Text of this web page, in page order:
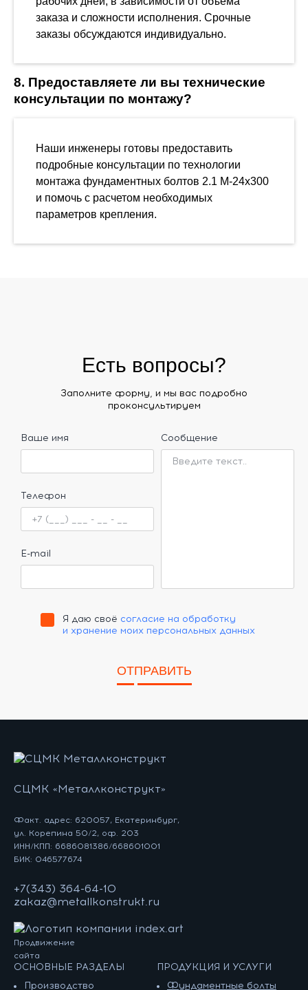
заказа и сложности исполнения. Срочные
заказы обсуждаются индивидуально.
8. Предоставляете ли вы технические
консультации по монтажу?
Наши инженеры готовы предоставить
подробные консультации по технологии
монтажа фундаментных болтов 2.1 М-24х300
и помочь с расчетом необходимых
параметров крепления.
Есть вопросы?
Заполните форму, и мы вас подробно
проконсультируем
Ваше имя
Телефон
E-mail
Сообщение
Я даю своё согласие на обработку
и хранение моих персональных данных
ОТПРАВИТЬ
СЦМК «Металлконструкт»
Факт. адрес: 620057, Екатеринбург,
ул. Корепина 50/2, оф. 203
ИНН/КПП: 6686081386/668601001
БИК: 046577674
+7(343) 364-64-10
zakaz@metallkonstrukt.ru
Продвижение
сайта
ОСНОВНЫЕ РАЗДЕЛЫ
Производство
ПРОДУКЦИЯ И УСЛУГИ
Фундаментные болты